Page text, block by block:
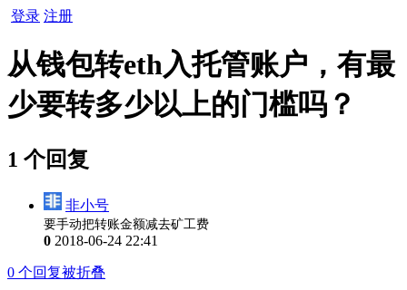
登录 注册
从钱包转eth入托管账户，有最
少要转多少以上的门槛吗？
1 个回复
非小号
要手动把转账金额减去矿工费
0 2018-06-24 22:41
0 个回复被折叠